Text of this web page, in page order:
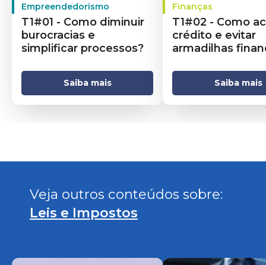
Empreendedorismo
T1#01 - Como diminuir
burocracias e
simplificar processos?
Saiba mais
Finanças
T1#02 - Como
crédito e evitar
armadilhas
Saiba mais
Leis e Impostos